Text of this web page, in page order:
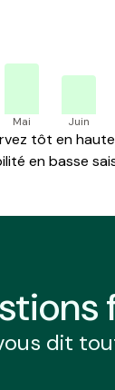
Mai Juin
tôt en
en basse
dit